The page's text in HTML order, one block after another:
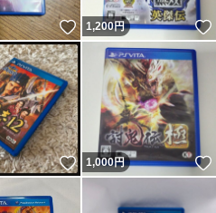
いいね！
1,200円
いいね！
1,000円